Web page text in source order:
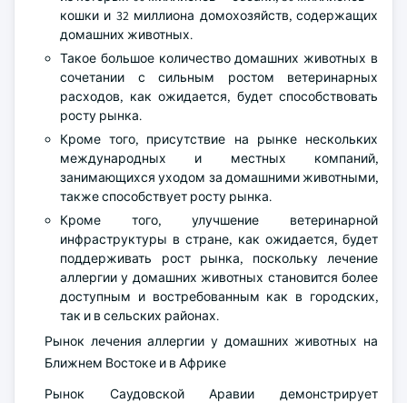
кошки и 32 миллиона домохозяйств, содержащих
домашних животных.
Такое большое количество домашних животных в
сочетании с сильным ростом ветеринарных
расходов, как ожидается, будет способствовать
росту рынка.
Кроме того, присутствие на рынке нескольких
международных и местных компаний,
занимающихся уходом за домашними животными,
также способствует росту рынка.
Кроме того, улучшение ветеринарной
инфраструктуры в стране, как ожидается, будет
поддерживать рост рынка, поскольку лечение
аллергии у домашних животных становится более
доступным и востребованным как в городских,
так и в сельских районах.
Рынок лечения аллергии у домашних животных на
Ближнем Востоке и в Африке
Рынок Саудовской Аравии демонстрирует